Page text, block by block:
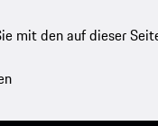
mit den auf dieser